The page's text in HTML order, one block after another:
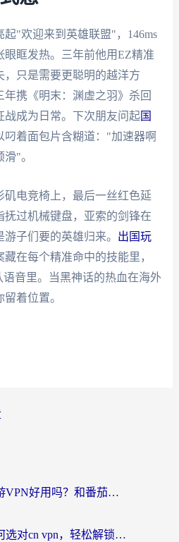
"欢迎来到英雄联盟"，146ms
眼眶发热。三年前他用EZ精准
，只是需要更聪明的越洋方
携《明末：渊虚之羽》杀回
战成为日常。下次朋友问起国
叼着面包片含糊道："加速器啊
"。
矶电竞椅上，最后一丝红色延
过机械键盘，亚索的剑锋在
子们要的英雄归来。 出国玩
藏在每个精准命中的技能里，
音里。当黑神话的热血在海外
着位置。
海外党必看：迅游VPN好用吗？和番茄加速器VPN对比哪个回国效果更好？
海外党必看：如何选对cn vpn，轻松解锁国内影音游戏？